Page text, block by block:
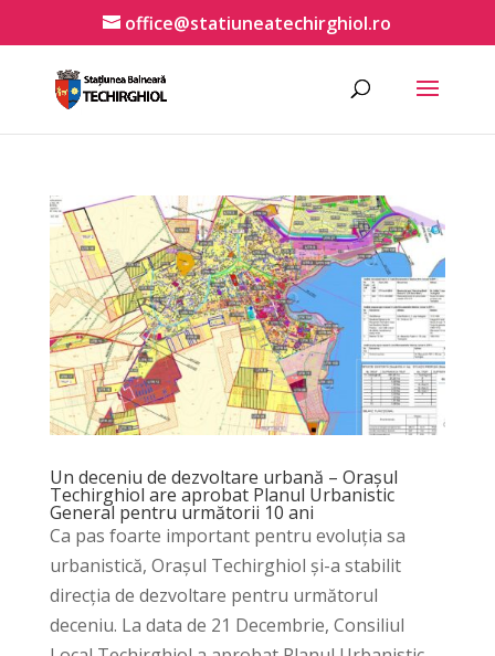
office@statiuneatechirghiol.ro
Un deceniu de dezvoltare urbană – Orașul
Techirghiol are aprobat Planul Urbanistic
General pentru următorii 10 ani
Ca pas foarte important pentru evoluția sa
urbanistică, Orașul Techirghiol și-a stabilit
direcția de dezvoltare pentru următorul
deceniu. La data de 21 Decembrie, Consiliul